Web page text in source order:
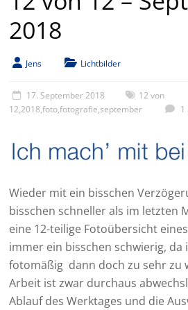
2018
Jens Lichtbilder
17. September 2018
12 von
12,2018,foto,fotografie,september 1
Wieder mit ein bisschen
bisschen schneller als im letzten
eine 12-teilige Fotoübersicht
immer ein bisschen schwierig, da
fotomäßig dann doch zu sehr zu
Arbeit ist zwar durchaus
Ablauf des Werktages und die